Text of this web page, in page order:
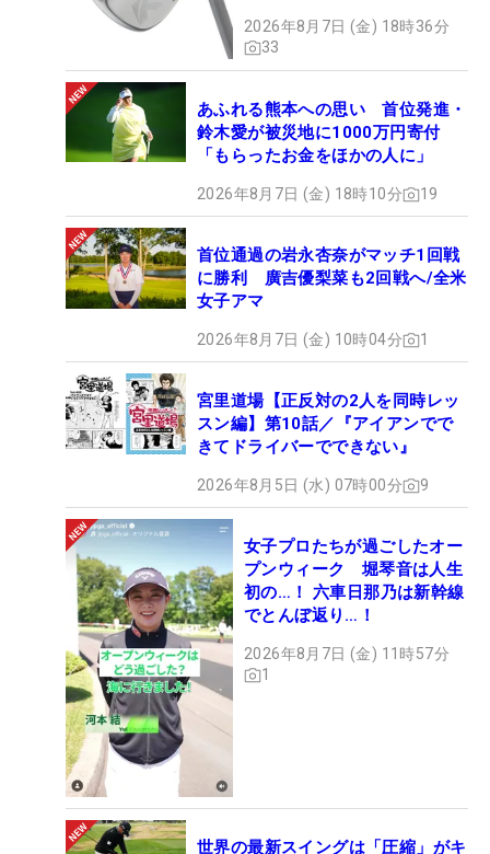
2026年8月7日 (金) 18時36分
33
あふれる熊本への思い 首位発進・
鈴木愛が被災地に1000万円寄付
「もらったお金をほかの人に」
2026年8月7日 (金) 18時10分 19
首位通過の岩永杏奈がマッチ1回戦
に勝利 廣吉優梨菜も2回戦へ/全米
女子アマ
2026年8月7日 (金) 10時04分 1
宮里道場【正反対の2人を同時レッ
スン編】第10話／『アイアンでで
きてドライバーでできない』
2026年8月5日 (水) 07時00分 9
女子プロたちが過ごしたオー
プンウィーク 堀琴音は人生
初の…！ 六車日那乃は新幹線
でとんぼ返り…！
2026年8月7日 (金) 11時57分
1
世界の最新スイングは「圧縮」がキ